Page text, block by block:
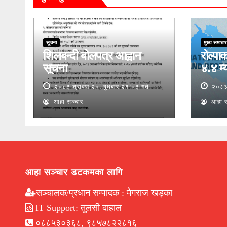
सूचना
शिलबन्दी बोलपत्र आह्वान
सूचना
२०८३ श्रावण २०, बुधबार २१:०३ गते
आहा सञ्चार
मुख्य समाचार
४.४
आहा
आहा सञ्चार डटकमका लागि
सञ्चालक/प्रधान सम्पादक : मेगराज खड्का
IT Support: तुलसी दाहाल
०८८५३०३६८, ९८५७८२२८१६